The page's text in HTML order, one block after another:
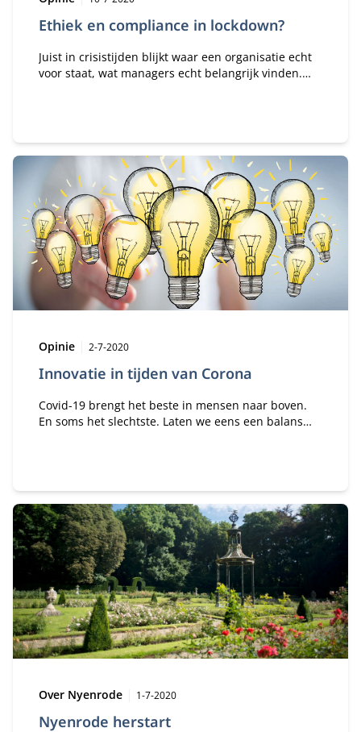
Ethiek en compliance in lockdown?
Juist in crisistijden blijkt waar een organisatie echt
voor staat, wat managers echt belangrijk vinden.
Innovatie in tijden van Corona
Type:
Opinie Publicatiedatum:
2-7-2020
Covid-19 brengt het beste in mensen naar boven.
En soms het slechtste. Laten we eens een balans
Nyenrode herstart
Type:
Over Nyenrode Publicatiedatum:
1-7-2020